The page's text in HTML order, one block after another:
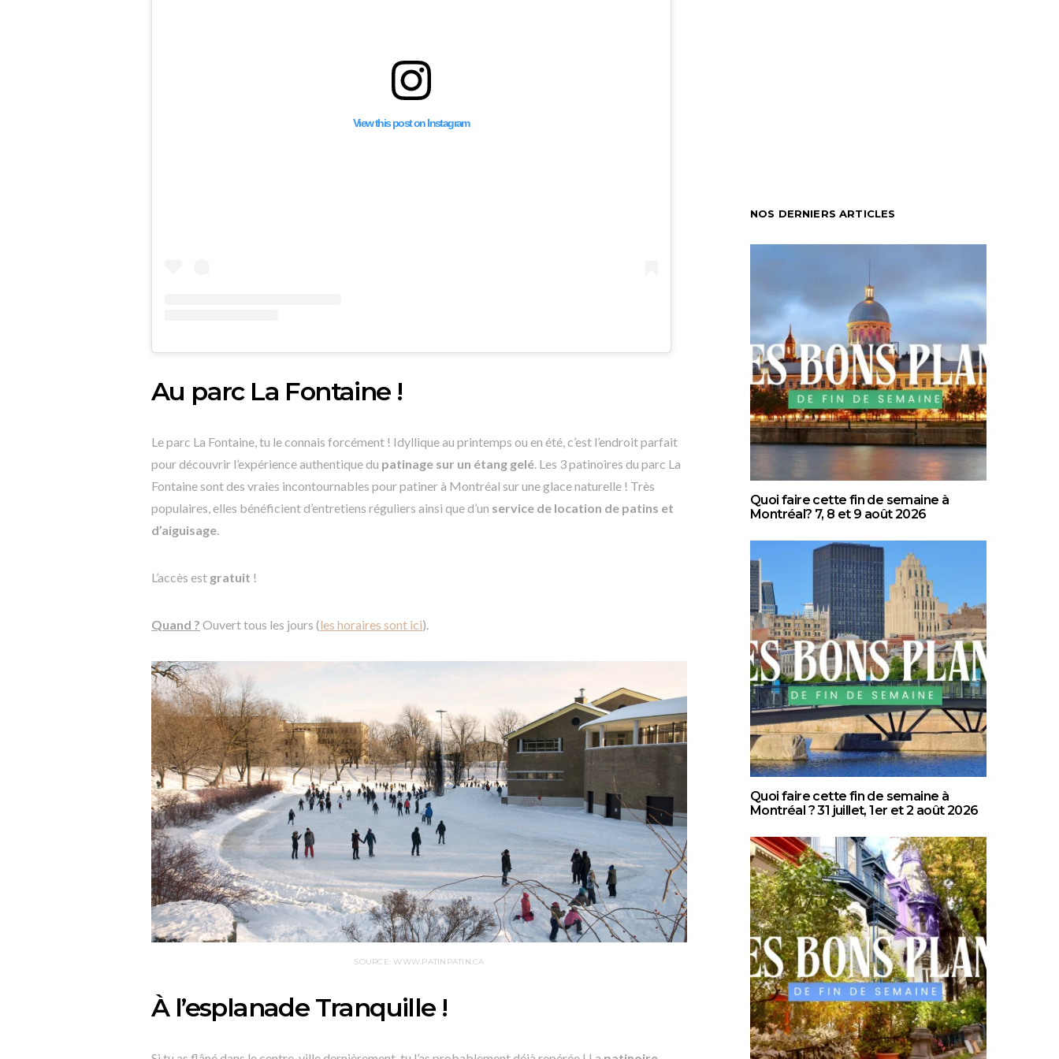
View this post on Instagram
Au parc La Fontaine !
Le parc La Fontaine, tu le connais forcément ! Idyllique au printemps ou en été, c’est l’endroit parfait
pour découvrir l’expérience authentique du patinage sur un étang gelé. Les 3 patinoires du parc La
Fontaine sont des vraies incontournables pour patiner à Montréal sur une glace naturelle ! Très
populaires, elles bénéficient d’entretiens réguliers ainsi que d’un service de location de patins et
d’aiguisage.
L’accès est gratuit !
Quand ? Ouvert tous les jours (les horaires sont ici).
SOURCE: WWW.PATINPATIN.CA
À l’esplanade Tranquille !
NOS DERNIERS ARTICLES
Quoi faire cette fin de semaine à
Montréal? 7, 8 et 9 août 2026
Quoi faire cette fin de semaine à
Montréal ? 31 juillet, 1er et 2 août 2026